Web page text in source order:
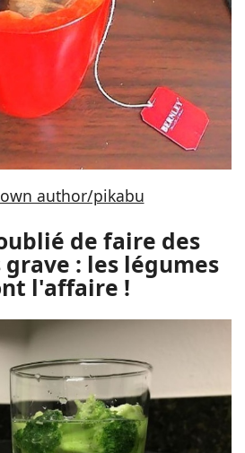
author/pikabu
de faire des
grave : les légumes
l'affaire !